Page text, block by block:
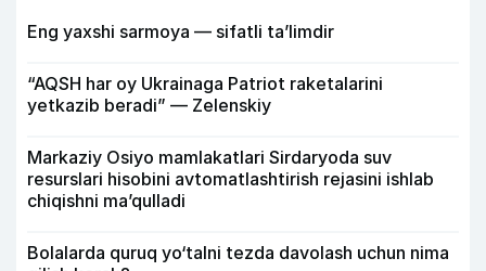
Eng yaxshi sarmoya — sifatli ta’limdir
“AQSH har oy Ukrainaga Patriot raketalarini
yetkazib beradi” — Zelenskiy
Markaziy Osiyo mamlakatlari Sirdaryoda suv
resurslari hisobini avtomatlashtirish rejasini ishlab
chiqishni ma’qulladi
Bolalarda quruq yo‘talni tezda davolash uchun nima